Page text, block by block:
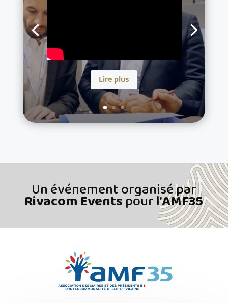
Lire plus
Un événement organisé par
Rivacom Eventspour l’AMF35